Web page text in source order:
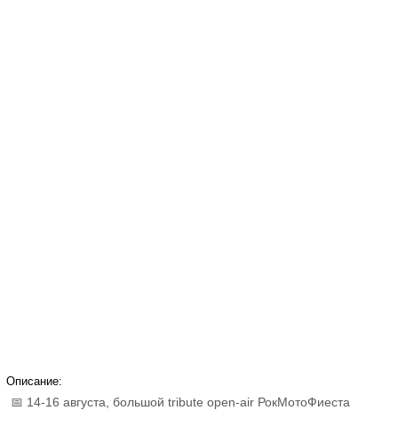
Описание:
📅 14-16 августа, большой tribute open-air РокМотоФиеста